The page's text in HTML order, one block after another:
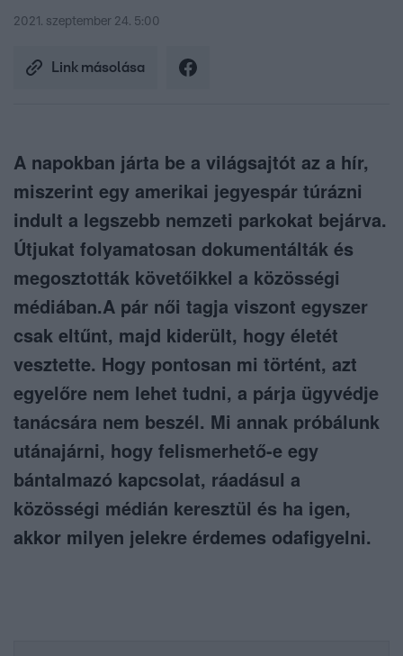
2021. szeptember 24. 5:00
Link másolása
A napokban járta be a világsajtót az a hír,
miszerint egy amerikai jegyespár túrázni
indult a legszebb nemzeti parkokat bejárva.
Útjukat folyamatosan dokumentálták és
megosztották követőikkel a közösségi
médiában.A pár női tagja viszont egyszer
csak eltűnt, majd kiderült, hogy életét
vesztette. Hogy pontosan mi történt, azt
egyelőre nem lehet tudni, a párja ügyvédje
tanácsára nem beszél. Mi annak próbálunk
utánajárni, hogy felismerhető-e egy
bántalmazó kapcsolat, ráadásul a
közösségi médián keresztül és ha igen,
akkor milyen jelekre érdemes odafigyelni.